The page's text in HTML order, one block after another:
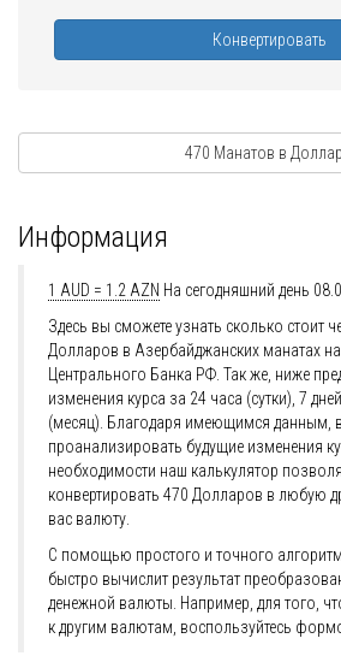
Конвертировать
470 Манатов в
Информация
1 AUD = 1.2 AZN На сегодняшний день
Здесь вы сможете узнать сколько стоит
Долларов в Азербайджанских манатах
Центрального Банка РФ. Так же, ниже
изменения курса за 24 часа (сутки), 7
(месяц). Благодаря имеющимся данным,
проанализировать будущие изменения
необходимости наш калькулятор
конвертировать 470 Долларов в любую
вас валюту.
С помощью простого и точного
быстро вычислит результат
денежной валюты. Например, для того,
к другим валютам, воспользуйтесь